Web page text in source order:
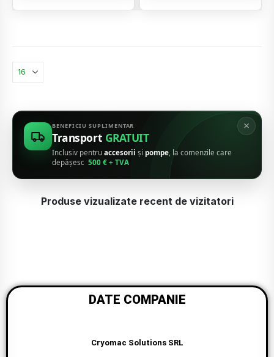
×
BENEFICIU SUPLIMENTAR
Transport GRATUIT
Inclusiv pentru accesorii și pompe , la comenzile care
depășesc 500 € + TVA
Produse vizualizate recent de vizitatori
DATE COMPANIE
Cryomac Solutions SRL